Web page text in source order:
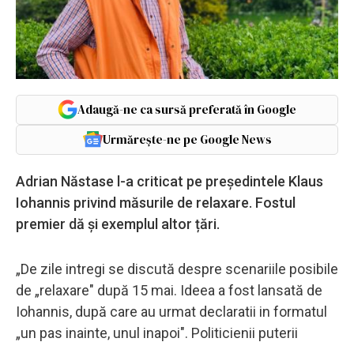
Adaugă-ne ca sursă preferată în Google
Urmărește-ne pe Google News
Adrian Năstase l-a criticat pe președintele Klaus
Iohannis privind măsurile de relaxare. Fostul
premier dă și exemplul altor țări.
„De zile intregi se discută despre scenariile posibile
de „relaxare" după 15 mai. Ideea a fost lansată de
Iohannis, după care au urmat declaratii in formatul
„un pas inainte, unul inapoi". Politicienii puterii